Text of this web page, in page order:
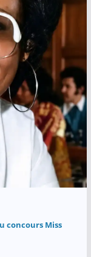
concours Miss